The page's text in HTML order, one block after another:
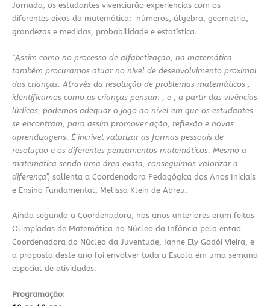
Jornada, os estudantes vivenciarão experiencias com os
diferentes eixos da matemática: números, álgebra, geometria,
grandezas e medidas, probabilidade e estatística.
“Assim como no processo de alfabetização, na matemática
também procuramos atuar no nível de desenvolvimento proximal
das crianças. Através da resolução de problemas matemáticos ,
identificamos como as crianças pensam , e , a partir das vivências
lúdicas, podemos adequar o jogo ao nível em que os estudantes
se encontram, para assim promover ação, reflexão e novas
aprendizagens. É incrível valorizar as formas pessoais de
resolução e os diferentes pensamentos matemáticos. Mesmo a
matemática sendo uma área exata, conseguimos valorizar a
diferença”, salienta a Coordenadora Pedagógica dos Anos Iniciais
e Ensino Fundamental, Melissa Klein de Abreu.
Ainda segundo a Coordenadora, nos anos anteriores eram feitas
Olimpíadas de Matemática no Núcleo da Infância pela então
Coordenadora do Núcleo da Juventude, Ianne Ely Godói Vieira, e
a proposta deste ano foi envolver toda a Escola em uma semana
especial de atividades.
Programação: